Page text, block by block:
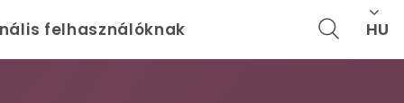
felhasználóknak HU